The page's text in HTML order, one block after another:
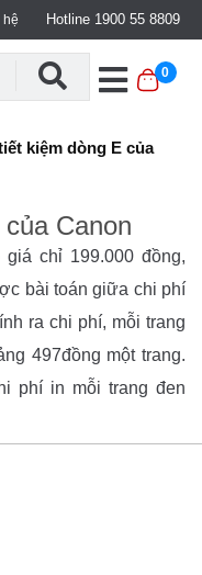
hệ Hotline 1900 55 8809
0
kiệm dòng E của
Canon
chỉ 199.000 đồng,
bài toán giữa chi phí
ra chi phí, mỗi trang
497đồng một trang.
phí in mỗi trang đen